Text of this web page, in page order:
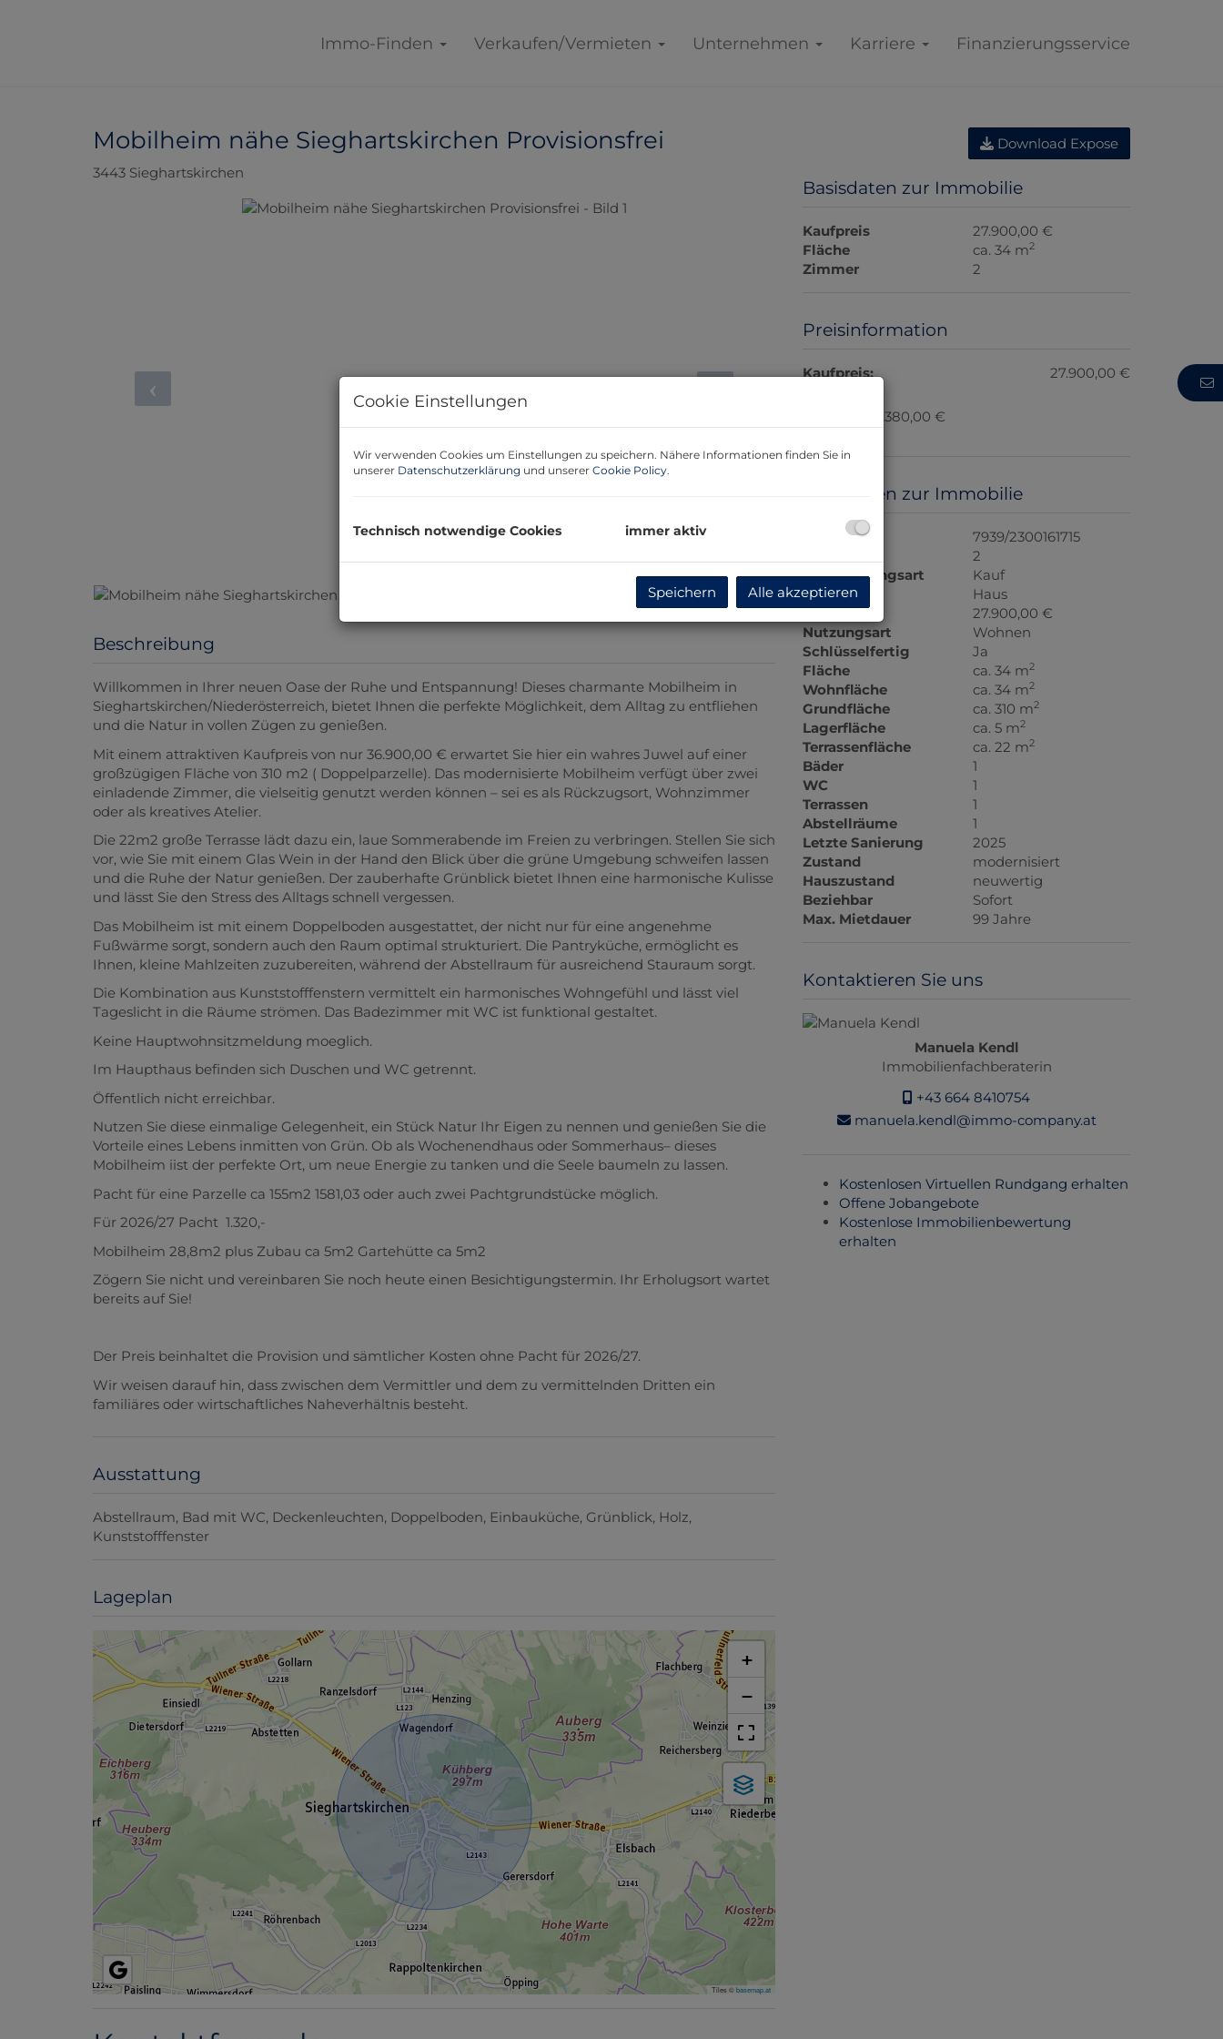
Immo-Finden Verkaufen/Vermieten Unternehmen Karriere Finanzierungsservice
Mobilheim nähe Sieghartskirchen Provisionsfrei
3443 Sieghartskirchen
Beschreibung
Willkommen in Ihrer neuen Oase der Ruhe und Entspannung! Dieses charmante Mobilheim in
Sieghartskirchen/Niederösterreich, bietet Ihnen die perfekte Möglichkeit, dem Alltag zu entfliehen
und die Natur in vollen Zügen zu genießen.
Mit einem attraktiven Kaufpreis von nur 36.900,00 € erwartet Sie hier ein wahres Juwel auf einer
großzügigen Fläche von 310 m2 ( Doppelparzelle). Das modernisierte Mobilheim verfügt über zwei
einladende Zimmer, die vielseitig genutzt werden können – sei es als Rückzugsort, Wohnzimmer
oder als kreatives Atelier.
Die 22m2 große Terrasse lädt dazu ein, laue Sommerabende im Freien zu verbringen. Stellen Sie sich
vor, wie Sie mit einem Glas Wein in der Hand den Blick über die grüne Umgebung schweifen lassen
und die Ruhe der Natur genießen. Der zauberhafte Grünblick bietet Ihnen eine harmonische Kulisse
und lässt Sie den Stress des Alltags schnell vergessen.
Das Mobilheim ist mit einem Doppelboden ausgestattet, der nicht nur für eine angenehme
Fußwärme sorgt, sondern auch den Raum optimal strukturiert. Die Pantryküche, ermöglicht es
Ihnen, kleine Mahlzeiten zuzubereiten, während der Abstellraum für ausreichend Stauraum sorgt.
Die Kombination aus Kunststofffenstern vermittelt ein harmonisches Wohngefühl und lässt viel
Tageslicht in die Räume strömen. Das Badezimmer mit WC ist funktional gestaltet.
Keine Hauptwohnsitzmeldung moeglich.
Im Haupthaus befinden sich Duschen und WC getrennt.
Öffentlich nicht erreichbar.
Nutzen Sie diese einmalige Gelegenheit, ein Stück Natur Ihr Eigen zu nennen und genießen Sie die
Vorteile eines Lebens inmitten von Grün. Ob als Wochenendhaus oder Sommerhaus– dieses
Mobilheim iist der perfekte Ort, um neue Energie zu tanken und die Seele baumeln zu lassen.
Pacht für eine Parzelle ca 155m2 1581,03 oder auch zwei Pachtgrundstücke möglich.
Für 2026/27 Pacht 1.320,-
Mobilheim 28,8m2 plus Zubau ca 5m2 Gartehütte ca 5m2
Zögern Sie nicht und vereinbaren Sie noch heute einen Besichtigungstermin. Ihr Erholugsort wartet
bereits auf Sie!
Der Preis beinhaltet die Provision und sämtlicher Kosten ohne Pacht für 2026/27.
Wir weisen darauf hin, dass zwischen dem Vermittler und dem zu vermittelnden Dritten ein
familiäres oder wirtschaftliches Naheverhältnis besteht.
Ausstattung
Abstellraum Bad mit WC Deckenleuchten Doppelboden Einbauküche Grünblick Holz
Kunststofffenster
Lageplan
+
−
Tiles ©basemap.at
Download Expose
Basisdaten zur Immobilie
Kaufpreis
27.900,00 €
Fläche
ca. 34 m2
Zimmer 2
Preisinformation
Kaufpreis: 27.900,00 €
1.380,00 €
Basisdaten zur Immobilie
Objektnr.
7939/2300161715
2
Vermarktungsart
Kauf
Objektart
Haus
Kaufpreis
27.900,00 €
Nutzungsart
Wohnen
Schlüsselfertig
Ja
Fläche
ca. 34 m2
Wohnfläche ca. 34 m2
Grundfläche ca. 310 m2
Lagerfläche ca. 5 m2
Terrassenfläche ca. 22 m2
Bäder
1
WC
1
Terrassen
1
Abstellräume
1
Letzte Sanierung
2025
Zustand
modernisiert
Hauszustand
neuwertig
Beziehbar
Sofort
Max. Mietdauer
99 Jahre
Kontaktieren Sie uns
Manuela Kendl
Immobilienfachberaterin
+43 664 8410754
manuela.kendl@immo-company.at
Kostenlosen Virtuellen Rundgang erhalten
Offene Jobangebote
Kostenlose Immobilienbewertung
erhalten
Cookie Einstellungen
Wir verwenden Cookies um Einstellungen zu speichern. Nähere Informationen finden Sie in
unserer Datenschutzerklärung und unserer Cookie Policy.
Technisch notwendige Cookies immer aktiv
Speichern Alle akzeptieren